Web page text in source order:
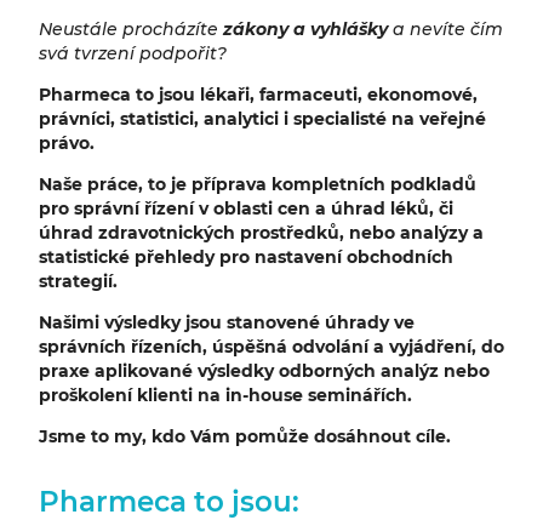
Neustále procházíte zákony a vyhláškya nevíte čím
svá tvrzení podpořit?
Pharmeca to jsou lékaři, farmaceuti, ekonomové,
právníci, statistici, analytici i specialisté na veřejné
právo.
Naše práce, to je příprava kompletních podkladů
pro správní řízení v oblasti cen a úhrad léků, či
úhrad zdravotnických prostředků, nebo analýzy a
statistické přehledy pro nastavení obchodních
strategií.
Našimi výsledky jsou stanovené úhrady ve
správních řízeních, úspěšná odvolání a vyjádření, do
praxe aplikované výsledky odborných analýz nebo
proškolení klienti na in-house seminářích.
Jsme to my, kdo Vám pomůže dosáhnout cíle.
Pharmeca to jsou: